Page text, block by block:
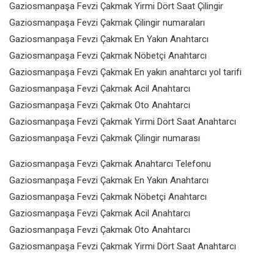
Gaziosmanpaşa Fevzi Çakmak Yirmi Dört Saat Çilingir
Gaziosmanpaşa Fevzi Çakmak Çilingir numaraları
Gaziosmanpaşa Fevzi Çakmak En Yakın Anahtarcı
Gaziosmanpaşa Fevzi Çakmak Nöbetçi Anahtarcı
Gaziosmanpaşa Fevzi Çakmak En yakın anahtarcı yol tarifi
Gaziosmanpaşa Fevzi Çakmak Acil Anahtarcı
Gaziosmanpaşa Fevzi Çakmak Oto Anahtarcı
Gaziosmanpaşa Fevzi Çakmak Yirmi Dört Saat Anahtarcı
Gaziosmanpaşa Fevzi Çakmak Çilingir numarası
Gaziosmanpaşa Fevzi Çakmak Anahtarcı Telefonu
Gaziosmanpaşa Fevzi Çakmak En Yakın Anahtarcı
Gaziosmanpaşa Fevzi Çakmak Nöbetçi Anahtarcı
Gaziosmanpaşa Fevzi Çakmak Acil Anahtarcı
Gaziosmanpaşa Fevzi Çakmak Oto Anahtarcı
Gaziosmanpaşa Fevzi Çakmak Yirmi Dört Saat Anahtarcı